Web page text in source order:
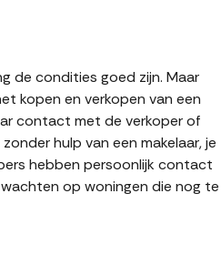
de condities goed zijn. Maar
kopen en verkopen van een
contact met de verkoper of
hulp van een makelaar, je
hebben persoonlijk contact
op woningen die nog te